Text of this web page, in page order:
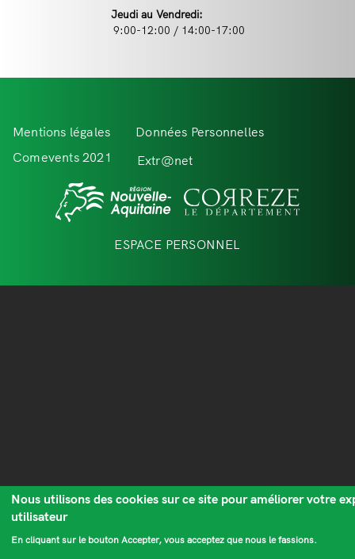
Jeudi au Vendredi:
9:00-12:00 / 14:00-17:00
Menu
Pied
Mentions légales
Données Personnelles
Comevents 2021
Extr@net
ESPACE PERSONNEL
Nous utilisons des cookies sur ce site pour améliorer votre
utilisateur
En cliquant sur le bouton Accepter, vous acceptez que nous le fassions.